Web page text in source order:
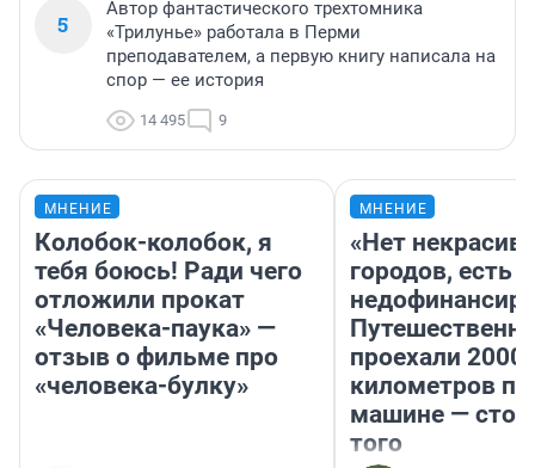
5
Автор фантастического трехтомника
«Трилунье» работала в Перми
преподавателем, а первую книгу написала на
спор — ее история
14 495 9
МНЕНИЕ
Колобок-колобок, я
тебя боюсь! Ради чего
отложили прокат
«Человека-паука» —
отзыв о фильме про
«человека-булку»
МНЕНИЕ
«Нет
городов, есть
проехали 2000
километров по
машине —
того